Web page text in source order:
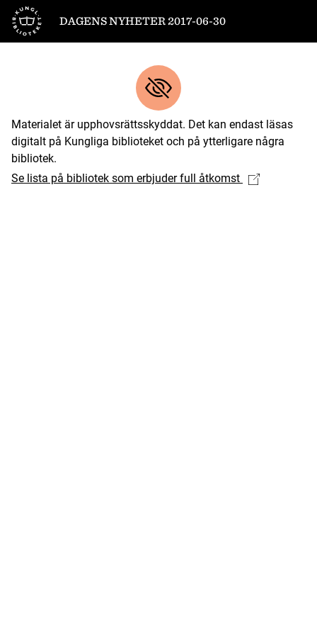
Till startsidan
DAGENS NYHETER 2017-06-30
Materialet är upphovsrättsskyddat. Det kan endast läsas
digitalt på Kungliga biblioteket och på ytterligare några
bibliotek.
Se lista på bibliotek som erbjuder full åtkomst